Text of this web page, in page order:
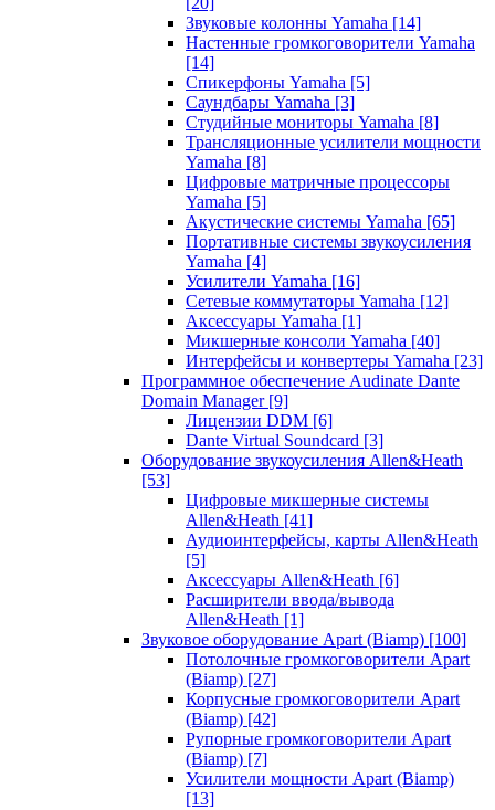
Звуковые колонны Yamaha [14]
Настенные громкоговорители Yamaha
[14]
Спикерфоны Yamaha [5]
Саундбары Yamaha [3]
Студийные мониторы Yamaha [8]
Трансляционные усилители мощности
Yamaha [8]
Цифровые матричные процессоры
Yamaha [5]
Акустические системы Yamaha [65]
Портативные системы звукоусиления
Yamaha [4]
Усилители Yamaha [16]
Сетевые коммутаторы Yamaha [12]
Аксессуары Yamaha [1]
Микшерные консоли Yamaha [40]
Интерфейсы и конвертеры Yamaha [23]
Программное обеспечение Audinate Dante
Domain Manager [9]
Лицензии DDM [6]
Dante Virtual Soundcard [3]
Оборудование звукоусиления Allen&Heath
[53]
Цифровые микшерные системы
Allen&Heath [41]
Аудиоинтерфейсы, карты Allen&Heath
[5]
Аксессуары Allen&Heath [6]
Расширители ввода/вывода
Allen&Heath [1]
Звуковое оборудование Apart (Biamp) [100]
Потолочные громкоговорители Apart
(Biamp) [27]
Корпусные громкоговорители Apart
(Biamp) [42]
Рупорные громкоговорители Apart
(Biamp) [7]
Усилители мощности Apart (Biamp)
[13]